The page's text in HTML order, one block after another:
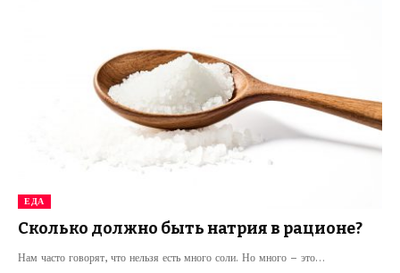
ЕДА
Сколько должно быть натрия в рационе?
Нам часто говорят, что нельзя есть много соли. Но много – это…